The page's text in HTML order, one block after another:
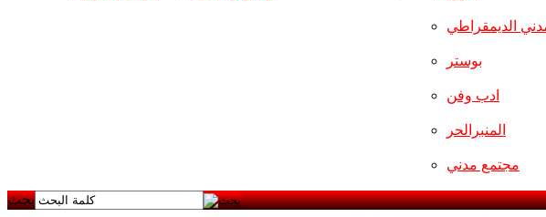
الديمقراطي
بوستر
ادب وفن
المنبرالحر
مجتمع مدني
بحث